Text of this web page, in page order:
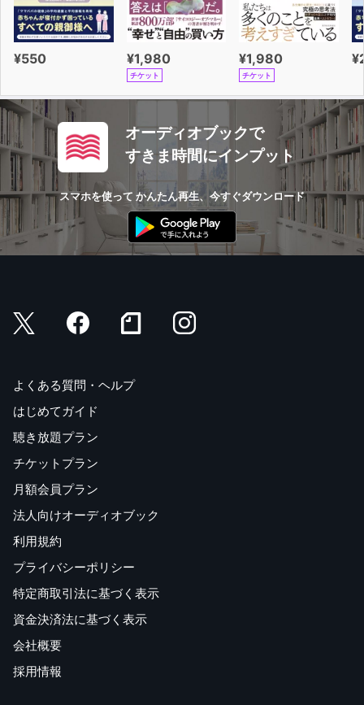
¥550 ¥1,980
チケット
¥1,980
チケット
オーディオブックで
すきま時間にインプット
スマホを使って かんたん再生、今すぐダウンロード
よくある質問・ヘルプ
はじめてガイド
聴き放題プラン
チケットプラン
月額会員プラン
法人向けオーディオブック
利用規約
プライバシーポリシー
特定商取引法に基づく表示
資金決済法に基づく表示
会社概要
採用情報